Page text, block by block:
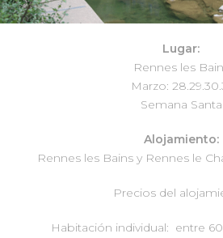
Lugar:
Rennes les
Marzo:
Semana Santa
Alojamiento:
Rennes les Bains y Rennes le
Precios del
Habitación individual: entre